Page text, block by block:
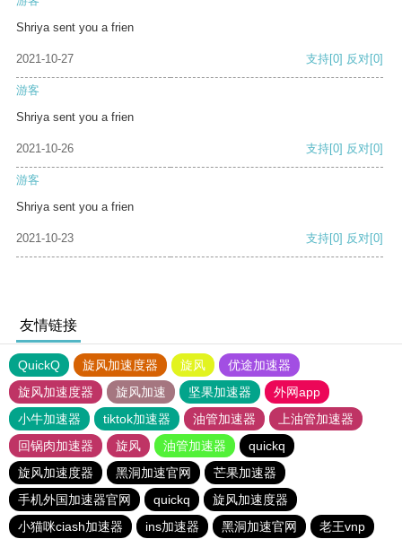
Shriya sent you a frien
2021-10-27 支持[0] 反对[0]
游客
Shriya sent you a frien
2021-10-26 支持[0] 反对[0]
游客
Shriya sent you a frien
2021-10-23 支持[0] 反对[0]
友情链接
QuickQ 旋风加速度器 旋风
优途加速器
旋风加速度器
旋风加速 坚果加速器
外网app
小牛加速器
tiktok加速器 油管加速器
上油管加速器
回锅肉加速器
旋风 油管加速器
quickq
旋风加速度器
黑洞加速官网
芒果加速器
手机外国加速器官网
quickq
旋风加速度器
小猫咪ciash加速器
ins加速器 黑洞加速官网 老王vnp